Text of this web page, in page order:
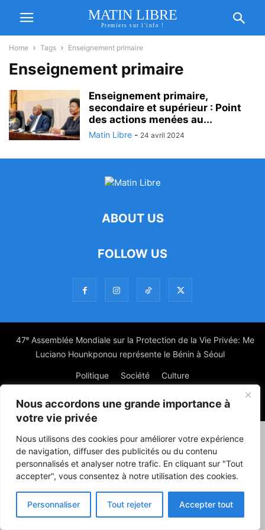
Nous accordons une grande importance à
votre vie privée
Nous utilisons des cookies pour améliorer votre expérience
de navigation, diffuser des publicités ou du contenu
personnalisés et analyser notre trafic. En cliquant sur "Tout
accepter", vous consentez à notre utilisation des cookies.
Personnaliser Tout rejeter Accepter tout
MATIN LIBRE
Premiers sur l'info !
Home Tags Enseignement primaire
Enseignement primaire
Enseignement primaire,
secondaire et supérieur : Point
des actions menées au...
Matin Libre - 24 avril 2024
ABOUT US
FOLLOW US
47ᵉ Assemblée Mondiale sur la Protection de la Vie Privée: Me
Luciano Hounkponou représente le Bénin à Séoul
Politique Société Culture
© Powered by digitXplus Francophone